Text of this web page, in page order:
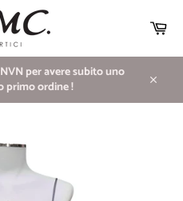
per avere subito uno
primo ordine !